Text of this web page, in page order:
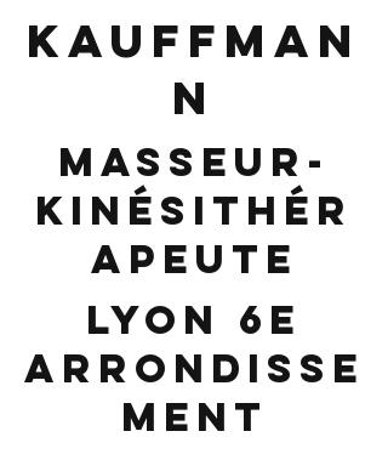
KAUFFMAN
N
Masseur-
Kinésithér
apeute
Lyon 6e
Arrondisse
ment